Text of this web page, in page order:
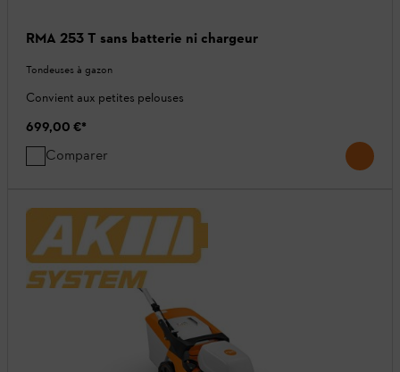
RMA 253 T sans batterie ni chargeur
Tondeuses à gazon
Convient aux petites pelouses
699,00 €*
Comparer